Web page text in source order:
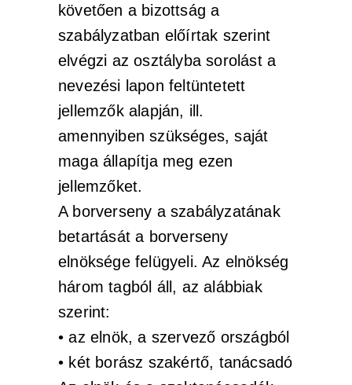
követően a bizottság a
szabályzatban előírtak szerint
elvégzi az osztályba sorolást a
nevezési lapon feltüntetett
jellemzők alapján, ill.
amennyiben szükséges, saját
maga állapítja meg ezen
jellemzőket.
A borverseny a szabályzatának
betartását a borverseny
elnöksége felügyeli. Az elnökség
három tagból áll, az alábbiak
szerint:
• az elnök, a szervező országból
• két borász szakértő, tanácsadó